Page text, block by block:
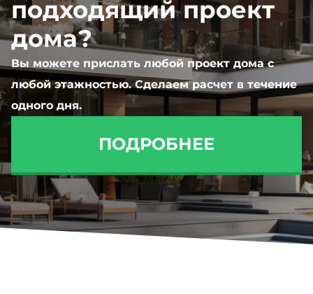
подходящий проект
дома?
Вы можете прислать любой проект дома с
любой этажностью. Сделаем расчет в течение
одного дня.
ПОДРОБНЕЕ